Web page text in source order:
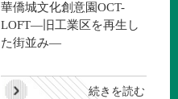
華僑城文化創意園OCT-
LOFT―旧工業区を再生し
た街並み―
続きを読む